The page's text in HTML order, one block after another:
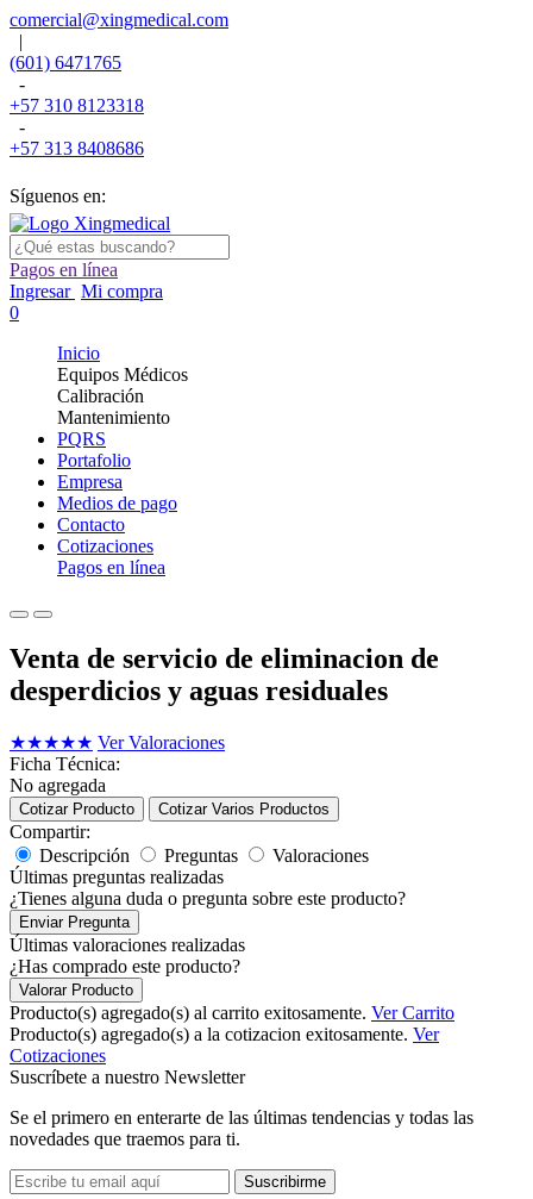
comercial@xingmedical.com
|
(601) 6471765
-
+57 310 8123318
-
+57 313 8408686
Síguenos en:
Pagos en línea
Ingresar Mi compra
0
Inicio
Equipos Médicos
Calibración
Mantenimiento
PQRS
Portafolio
Empresa
Medios de pago
Contacto
Cotizaciones
Pagos en línea
Venta de servicio de eliminacion de
desperdicios y aguas residuales
★★★★★ Ver Valoraciones
Ficha Técnica:
No agregada
Cotizar Producto Cotizar Varios Productos
Compartir:
Descripción
Preguntas
Valoraciones
Últimas preguntas realizadas
¿Tienes alguna duda o pregunta sobre este producto?
Enviar Pregunta
Últimas valoraciones realizadas
¿Has comprado este producto?
Valorar Producto
Producto(s) agregado(s) al carrito exitosamente. Ver Carrito
Producto(s) agregado(s) a la cotizacion exitosamente. Ver
Cotizaciones
Suscríbete a nuestro Newsletter
Se el primero en enterarte de las últimas tendencias y todas las
novedades que traemos para ti.
Suscribirme